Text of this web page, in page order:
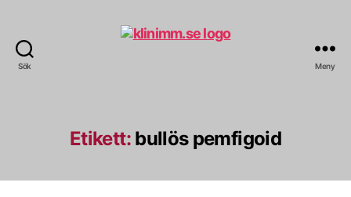
Sök Meny
Etikett: bullös pemfigoid